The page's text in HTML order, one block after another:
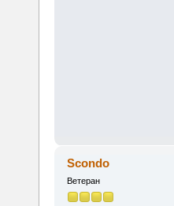
Scondo
Ветеран